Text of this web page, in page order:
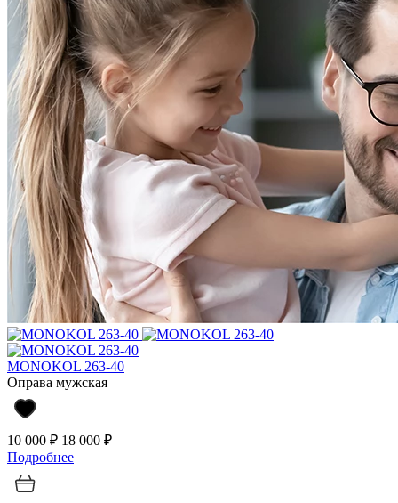
MONOKOL 263-40
Оправа мужская
10 000 ₽ 18 000 ₽
Подробнее